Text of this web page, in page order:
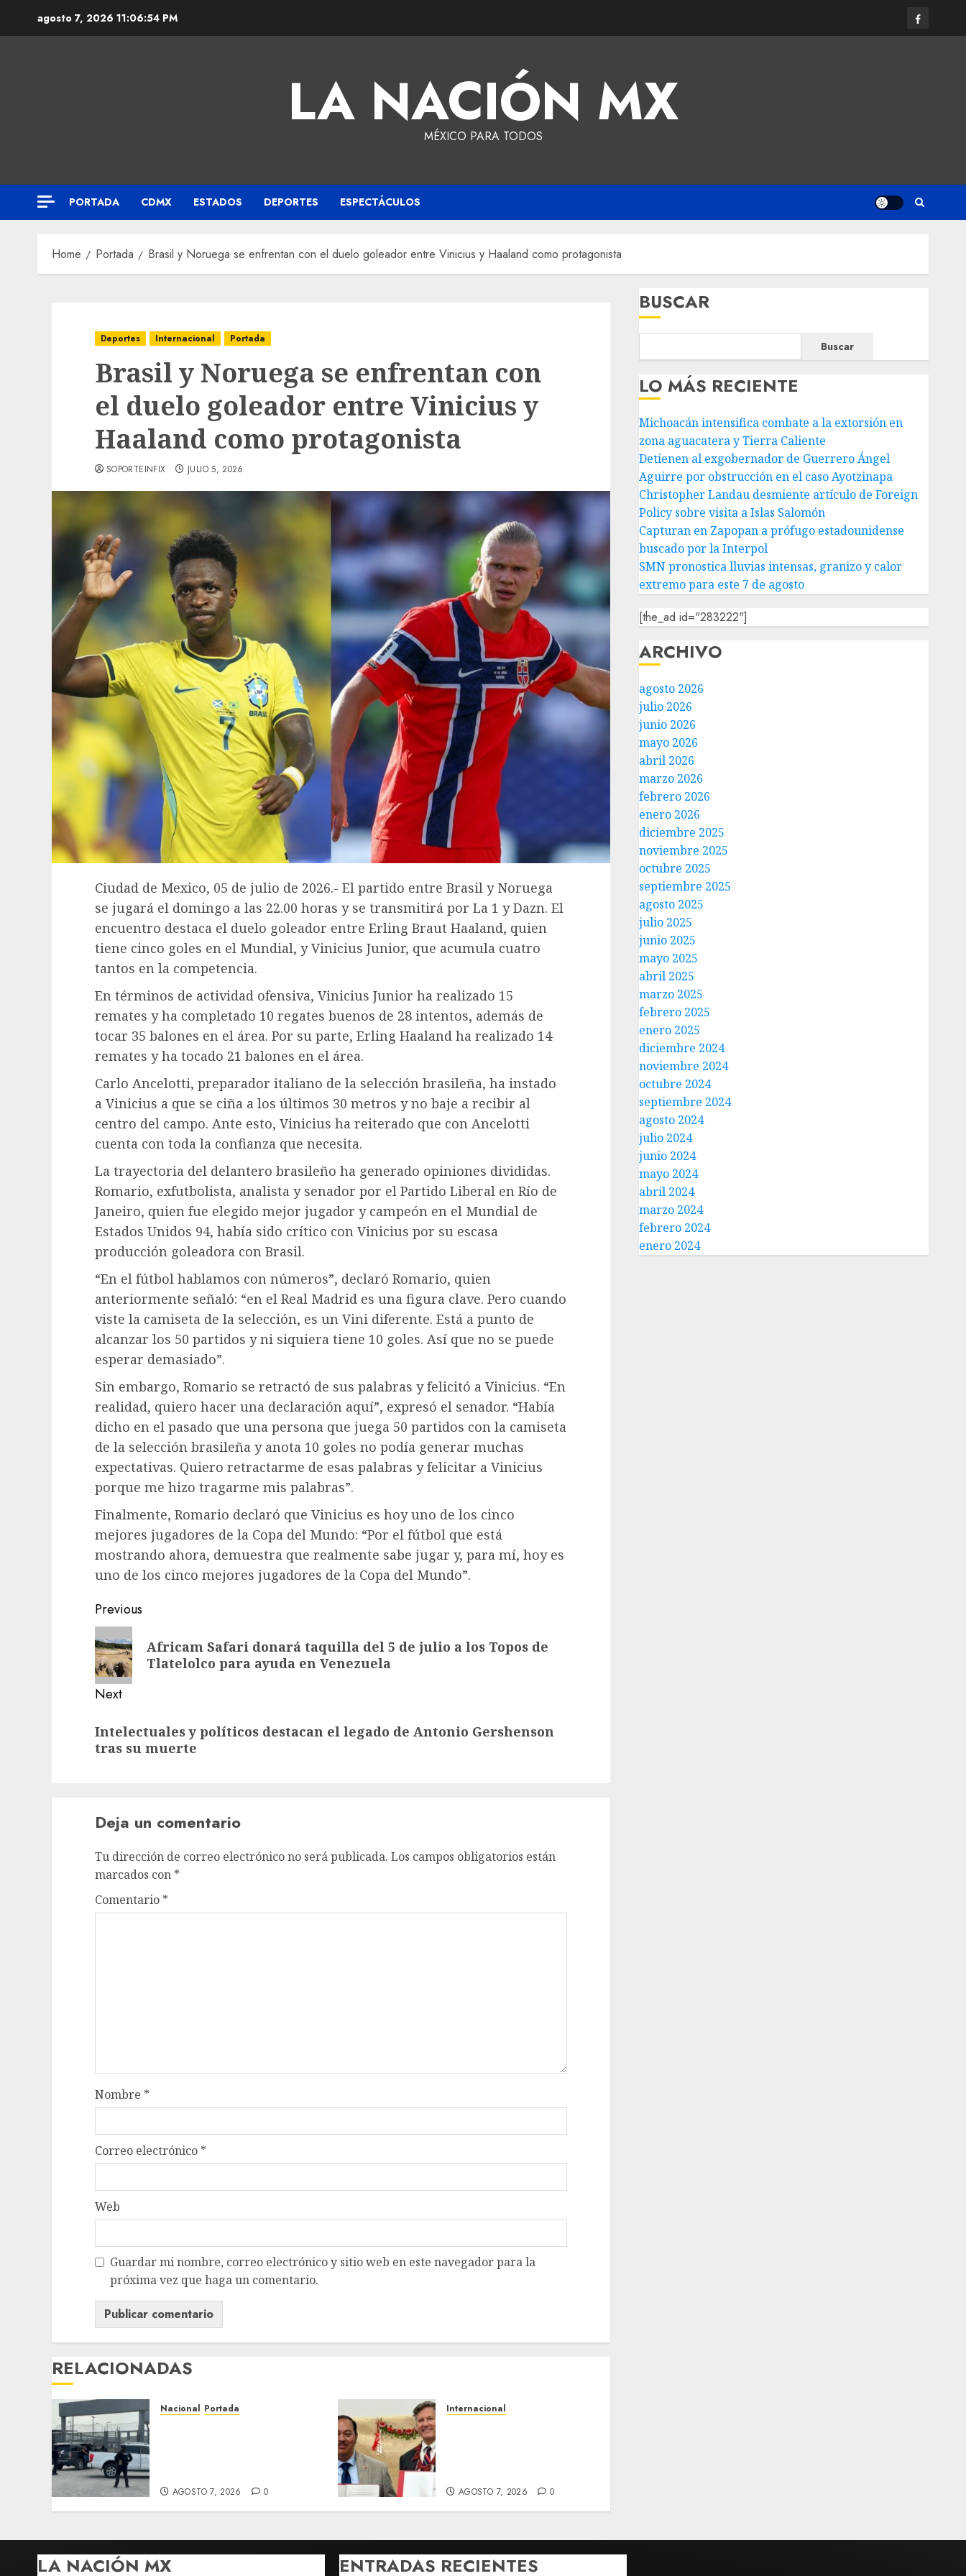
agosto 7, 2026 11:06:55 PM
LA NACIÓN MX
MÉXICO PARA TODOS
PORTADA CDMX ESTADOS DEPORTES ESPECTÁCULOS
Home Portada Brasil y Noruega se enfrentan con el duelo goleador entre Vinicius y Haaland como protagonista
Deportes Internacional Portada
Brasil y Noruega se enfrentan con
el duelo goleador entre Vinicius y
Haaland como protagonista
SOPORTEINFIX JULIO 5, 2026
Ciudad de Mexico, 05 de julio de 2026.- El partido entre Brasil y Noruega
se jugará el domingo a las 22.00 horas y se transmitirá por La 1 y Dazn. El
encuentro destaca el duelo goleador entre Erling Braut Haaland, quien
tiene cinco goles en el Mundial, y Vinicius Junior, que acumula cuatro
tantos en la competencia.
En términos de actividad ofensiva, Vinicius Junior ha realizado 15
remates y ha completado 10 regates buenos de 28 intentos, además de
tocar 35 balones en el área. Por su parte, Erling Haaland ha realizado 14
remates y ha tocado 21 balones en el área.
Carlo Ancelotti, preparador italiano de la selección brasileña, ha instado
a Vinicius a que se ciña a los últimos 30 metros y no baje a recibir al
centro del campo. Ante esto, Vinicius ha reiterado que con Ancelotti
cuenta con toda la confianza que necesita.
La trayectoria del delantero brasileño ha generado opiniones divididas.
Romario, exfutbolista, analista y senador por el Partido Liberal en Río de
Janeiro, quien fue elegido mejor jugador y campeón en el Mundial de
Estados Unidos 94, había sido crítico con Vinicius por su escasa
producción goleadora con Brasil.
“En el fútbol hablamos con números”, declaró Romario, quien
anteriormente señaló: “en el Real Madrid es una figura clave. Pero cuando
viste la camiseta de la selección, es un Vini diferente. Está a punto de
alcanzar los 50 partidos y ni siquiera tiene 10 goles. Así que no se puede
esperar demasiado”.
Sin embargo, Romario se retractó de sus palabras y felicitó a Vinicius. “En
realidad, quiero hacer una declaración aquí”, expresó el senador. “Había
dicho en el pasado que una persona que juega 50 partidos con la camiseta
de la selección brasileña y anota 10 goles no podía generar muchas
expectativas. Quiero retractarme de esas palabras y felicitar a Vinicius
porque me hizo tragarme mis palabras”.
Finalmente, Romario declaró que Vinicius es hoy uno de los cinco
mejores jugadores de la Copa del Mundo: “Por el fútbol que está
mostrando ahora, demuestra que realmente sabe jugar y, para mí, hoy es
uno de los cinco mejores jugadores de la Copa del Mundo”.
Previous
Africam Safari donará taquilla del 5 de julio a los Topos de
Tlatelolco para ayuda en Venezuela
Next
Intelectuales y políticos destacan el legado de Antonio Gershenson
tras su muerte
Deja un comentario
Tu dirección de correo electrónico no será publicada. Los campos obligatorios están
marcados con *
Comentario *
Nombre *
Correo electrónico *
Web
Guardar mi nombre, correo electrónico y sitio web en este navegador para la
próxima vez que haga un comentario.
RELACIONADAS
Nacional Portada
AGOSTO 7, 2026 0
Internacional
AGOSTO 7, 2026 0
BUSCAR
Buscar
LO MÁS RECIENTE
Michoacán intensifica combate a la extorsión en
zona aguacatera y Tierra Caliente
Detienen al exgobernador de Guerrero Ángel
Aguirre por obstrucción en el caso Ayotzinapa
Christopher Landau desmiente artículo de Foreign
Policy sobre visita a Islas Salomón
Capturan en Zapopan a prófugo estadounidense
buscado por la Interpol
SMN pronostica lluvias intensas, granizo y calor
extremo para este 7 de agosto
[the_ad id="283222"]
ARCHIVO
agosto 2026
julio 2026
junio 2026
mayo 2026
abril 2026
marzo 2026
febrero 2026
enero 2026
diciembre 2025
noviembre 2025
octubre 2025
septiembre 2025
agosto 2025
julio 2025
junio 2025
mayo 2025
abril 2025
marzo 2025
febrero 2025
enero 2025
diciembre 2024
noviembre 2024
octubre 2024
septiembre 2024
agosto 2024
julio 2024
junio 2024
mayo 2024
abril 2024
marzo 2024
febrero 2024
enero 2024
LA NACIÓN MX ENTRADAS RECIENTES